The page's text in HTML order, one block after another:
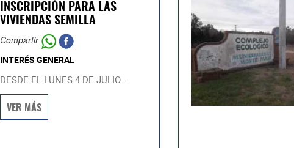
INSCRIPCIÓN PARA LAS
VIVIENDAS SEMILLA
Compartir
INTERÉS GENERAL
DESDE EL LUNES 4 DE JULIO...
VER MÁS